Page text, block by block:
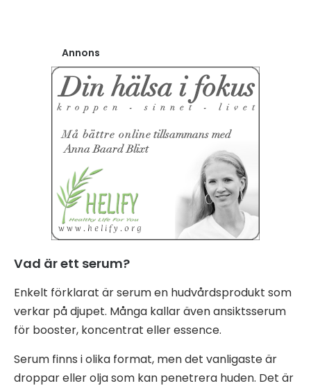
Annons
Vad är ett serum?
Enkelt förklarat är serum en hudvårdsprodukt som
verkar på djupet. Många kallar även ansiktsserum
för booster, koncentrat eller essence.
Serum finns i olika format, men det vanligaste är
droppar eller olja som kan penetrera huden. Det är